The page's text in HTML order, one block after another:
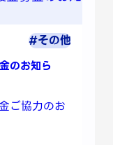
#その他
のお知ら
ご協力のお